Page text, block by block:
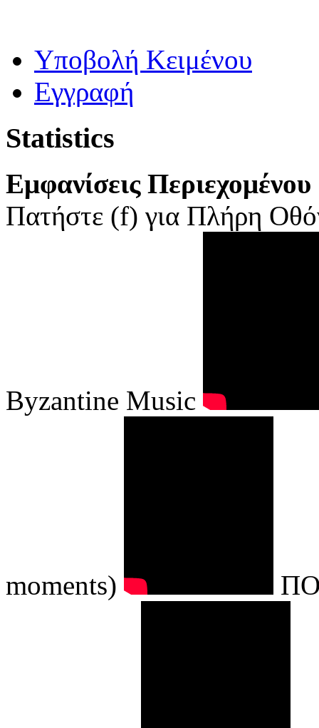
Yποβολή Κειμένου
Εγγραφή
Statistics
Εμφανίσεις Περιεχομένου
Πατήστε (f) για Πλήρη
Byzantine Music
moments)